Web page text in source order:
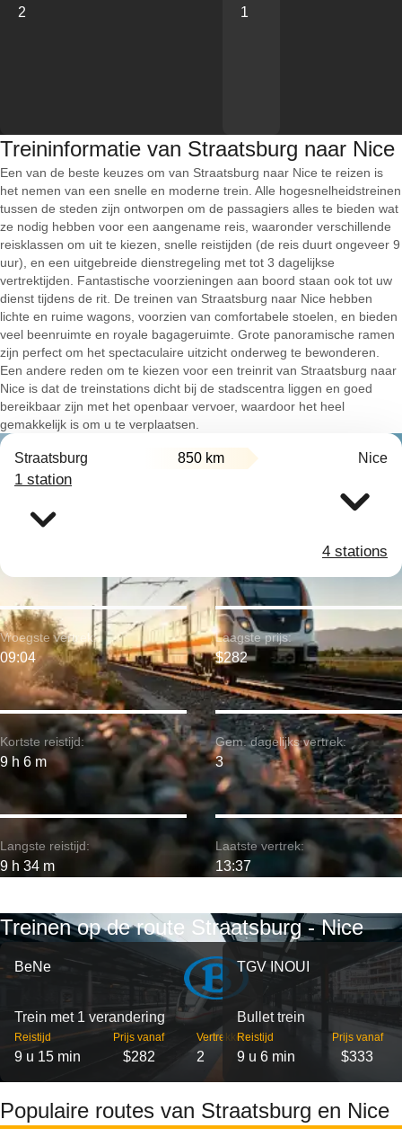
2 1
Treininformatie van Straatsburg naar Nice
Een van de beste keuzes om van Straatsburg naar Nice te reizen is
het nemen van een snelle en moderne trein. Alle hogesnelheidstreinen
tussen de steden zijn ontworpen om de passagiers alles te bieden wat
ze nodig hebben voor een aangename reis, waaronder verschillende
reisklassen om uit te kiezen, snelle reistijden (de reis duurt ongeveer 9
uur), en een uitgebreide dienstregeling met tot 3 dagelijkse
vertrektijden. Fantastische voorzieningen aan boord staan ook tot uw
dienst tijdens de rit. De treinen van Straatsburg naar Nice hebben
lichte en ruime wagons, voorzien van comfortabele stoelen, en bieden
veel beenruimte en royale bagageruimte. Grote panoramische ramen
zijn perfect om het spectaculaire uitzicht onderweg te bewonderen.
Een andere reden om te kiezen voor een treinrit van Straatsburg naar
Nice is dat de treinstations dicht bij de stadscentra liggen en goed
bereikbaar zijn met het openbaar vervoer, waardoor het heel
gemakkelijk is om u te verplaatsen.
Straatsburg 850 km Nice
1 station
4 stations
Kortste reistijd:
9 h 6 m
Vroegste vertrek:
09:04
Langste reistijd:
9 h 34 m
Laagste prijs:
$282
Gem. dagelijks vertrek:
3
Laatste vertrek:
13:37
Treinen op de route Straatsburg - Nice
BeNe
Trein met 1 verandering
Reistijd
9 u 15 min
Prijs vanaf
$282
Vertrekken
2
TGV INOUI
Bullet trein
Reistijd
9 u 6 min
Prijs vanaf
$333
Populaire routes van Straatsburg en Nice